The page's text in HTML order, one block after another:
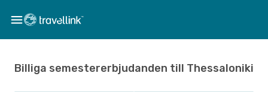
Billiga semestererbjudanden till Thessaloniki